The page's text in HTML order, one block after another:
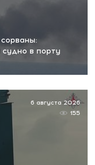
в порту
6 августа 2026
155